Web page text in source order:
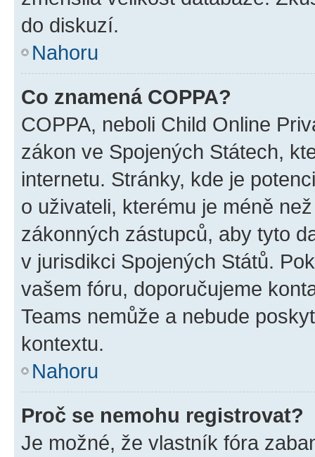
do diskuzí.
Nahoru
Co znamená COPPA?
COPPA, neboli Child Online
zákon ve Spojených Státech,
internetu. Stránky, kde je
o uživateli, kterému je méně
zákonných zástupců, aby tyto
v jurisdikci Spojených Států.
vašem fóru, doporučujeme
Teams nemůže a nebude
kontextu.
Nahoru
Proč se nemohu registrovat?
Je možné, že vlastník fóra